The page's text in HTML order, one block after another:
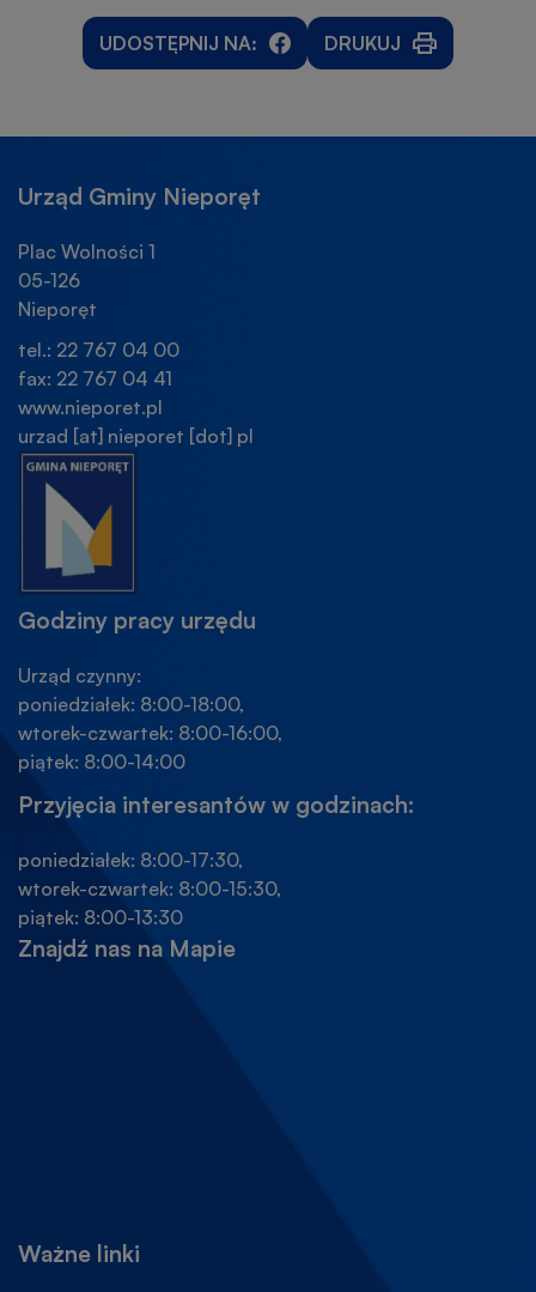
UDOSTĘPNIJ NA:
WILL
NEW
DRUKUJ
WILL
NEW
OTWORZY
NOWEJ
Urząd Gminy Nieporęt
Plac Wolności 1
05-126
Nieporęt
tel.: 22 767 04 00
fax: 22 767 04 41
www.nieporet.pl
urzad [at] nieporet [dot] pl
Godziny pracy urzędu
Urząd czynny:
poniedziałek: 8:00-18:00,
wtorek-czwartek: 8:00-16:00,
piątek: 8:00-14:00
Przyjęcia interesantów w godzinach:
poniedziałek: 8:00-17:30,
wtorek-czwartek: 8:00-15:30,
piątek: 8:00-13:30
Znajdź nas na Mapie
Ważne linki